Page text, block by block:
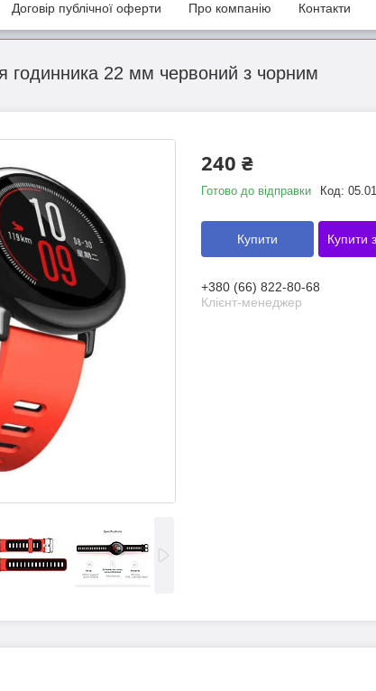
Договір публічної оферти Про компанію Контакти
годинника 22 мм червоний з чорним
240 ₴
Готово до відправки Код:
Купити Купити з
+380 (66) 822-80-68
Клієнт-менеджер